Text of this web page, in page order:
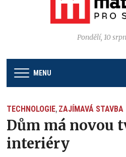
Pondělí, 10
MENU
TECHNOLOGIE, ZAJÍMAVÁ STAVBA
Dům má novou
interiéry